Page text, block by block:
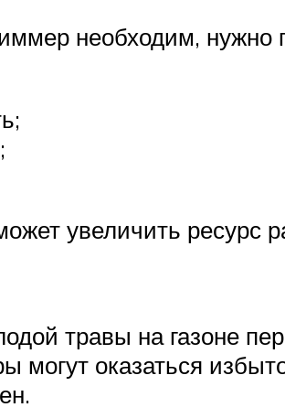
необходим, нужно
увеличить ресурс
травы на газоне
оказаться